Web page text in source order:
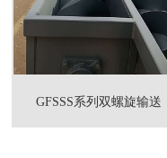
GFSSS系列双螺旋输送